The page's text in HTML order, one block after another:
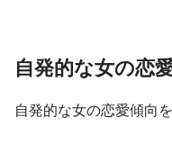
自発的な女の恋
自発的な女の恋愛傾向